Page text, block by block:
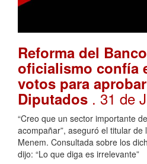
Reforma del
oficialismo confía
votos para
Diputados . 31 de
“Creo que un sector importante
acompañar”, aseguró el titular
Menem. Consultada sobre los
dijo: “Lo que diga es irrelevante”